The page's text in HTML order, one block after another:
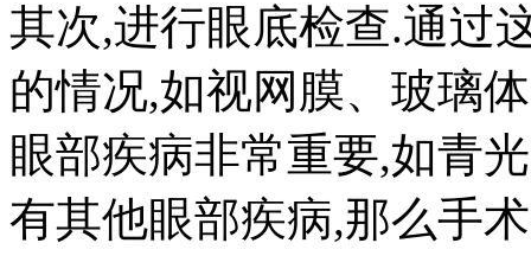
其次,进行眼底检查.通过
的情况,如视网膜、玻璃
眼部疾病非常重要,如青
有其他眼部疾病,那么手